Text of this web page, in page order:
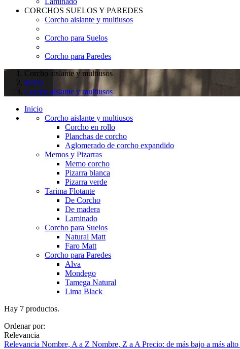
CORCHOS SUELOS Y PAREDES
Corcho aislante y multiusos
Corcho para Suelos
Corcho para Paredes
Corcho aislante y multiusos
Inicio
Corcho aislante y multiusos
Inicio
Corcho aislante y multiusos
Corcho en rollo
Planchas de corcho
Aglomerado de corcho expandido
Memos y Pizarras
Memo corcho
Pizarra blanca
Pizarra verde
Tarima Flotante
De Corcho
De madera
Laminado
Corcho para Suelos
Natural Matt
Faro Matt
Corcho para Paredes
Alva
Mondego
Tamega Natural
Lima Black
Hay 7 productos.
Ordenar por:
Relevancia
Relevancia Nombre, A a Z Nombre, Z a A Precio: de más bajo a más alto